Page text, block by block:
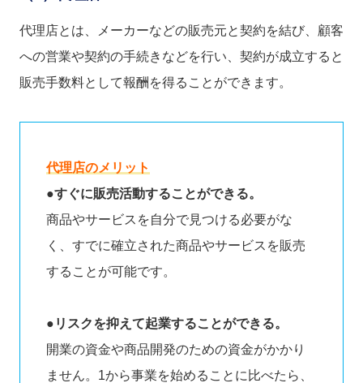
代理店とは、メーカーなどの販売元と契約を結び、顧客
への営業や契約の手続きなどを行い、契約が成立すると
販売手数料として報酬を得ることができます。
代理店のメリット
●すぐに販売活動することができる。
商品やサービスを自分で見つける必要がな
く、すでに確立された商品やサービスを販売
することが可能です。
●リスクを抑えて起業することができる。
開業の資金や商品開発のための資金がかかり
ません。1から事業を始めることに比べたら、